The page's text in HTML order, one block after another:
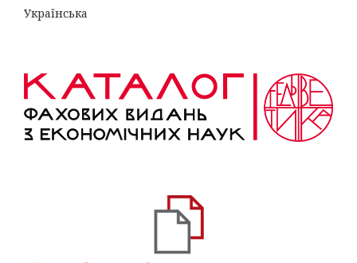
Українська